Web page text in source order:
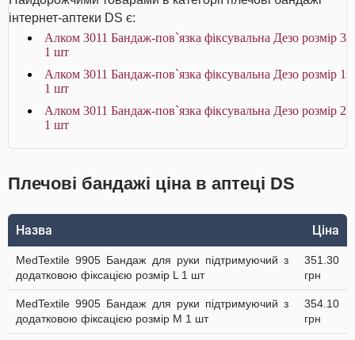
інтернет-аптеки DS є:
Алком 3011 Бандаж-пов`язка фіксувальна Дезо розмір 3
1 шт
Алком 3011 Бандаж-пов`язка фіксувальна Дезо розмір 1
1 шт
Алком 3011 Бандаж-пов`язка фіксувальна Дезо розмір 2
1 шт
Плечові бандажі ціна в аптеці DS
Назва Ціна
MedTextile 9905 Бандаж для руки підтримуючий з
додатковою фіксацією розмір L 1 шт
351.30
грн
MedTextile 9905 Бандаж для руки підтримуючий з
додатковою фіксацією розмір M 1 шт
354.10
грн